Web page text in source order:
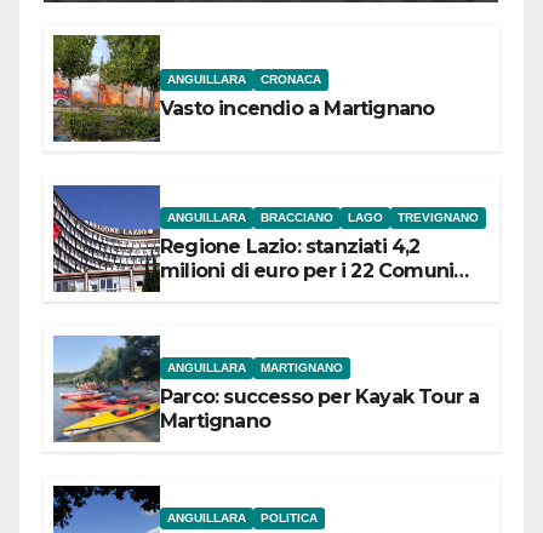
ANGUILLARA CRONACA
Vasto incendio a Martignano
ANGUILLARA BRACCIANO LAGO TREVIGNANO
Regione Lazio: stanziati 4,2
milioni di euro per i 22 Comuni
ANGUILLARA MARTIGNANO
Parco: successo per Kayak Tour a
Martignano
ANGUILLARA POLITICA